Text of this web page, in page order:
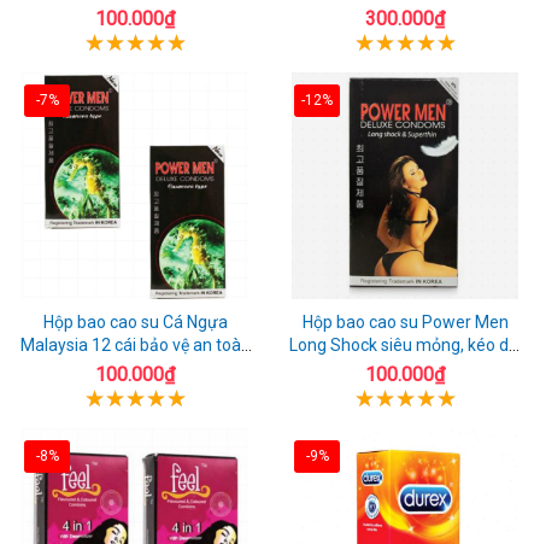
cảm
100.000₫ 300.000₫
-7%
Hộp bao cao su Cá Ngựa
Malaysia 12 cái bảo vệ an toàn
tuyệt đối
100.000₫
-12%
Hộp bao cao su Power Men
Long Shock siêu mỏng, kéo dài
quan hệ thoải mái
100.000₫
-8% -9%